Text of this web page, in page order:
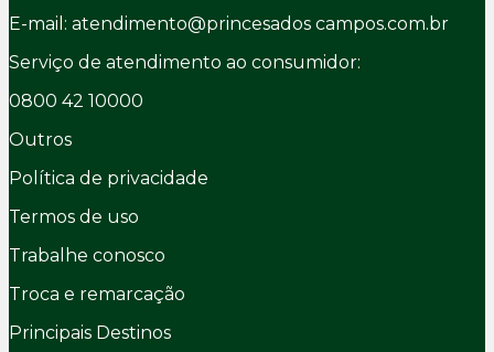
E-mail: atendimento@princesados campos.com.br
Serviço de atendimento ao consumidor:
0800 42 10000
Outros
Política de privacidade
Termos de uso
Trabalhe conosco
Troca e remarcação
Principais Destinos